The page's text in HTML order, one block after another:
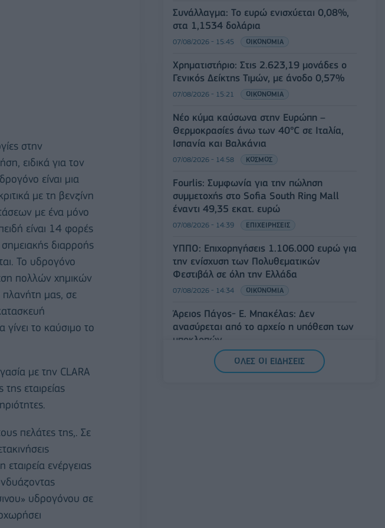
στην
ειδικά για τον
είναι μια
με τη βενζίνη
με ένα μόνο
είναι 14 φορές
διαρροής
Το υδρογόνο
πολλών χημικών
πλανήτη μας, σε
το καύσιμο το
με την CLARA
εταιρείας
πελάτες της,. Σε
ενέργειας
υδρογόνου σε
Συνάλλαγμα: Το ευρώ ενισχύεται 0,08%,
στα 1,1534 δολάρια
07/08/2026 - 15:45 ΟΙΚΟΝΟΜΙΑ
Χρηματιστήριο: Στις 2.623,19 μονάδες ο
Γενικός Δείκτης Τιμών, με άνοδο 0,57%
07/08/2026 - 15:21 ΟΙΚΟΝΟΜΙΑ
Νέο κύμα καύσωνα στην Ευρώπη –
Θερμοκρασίες άνω των 40°C σε Ιταλία,
Ισπανία και Βαλκάνια
07/08/2026 - 14:58 ΚΟΣΜΟΣ
Fourlis: Συμφωνία για την πώληση
συμμετοχής στο Sofia South Ring Mall
έναντι 49,35 εκατ. ευρώ
07/08/2026 - 14:39 ΕΠΙΧΕΙΡΗΣΕΙΣ
ΥΠΠΟ: Επιχορηγήσεις 1.106.000 ευρώ για
την ενίσχυση των Πολυθεματικών
Φεστιβάλ σε όλη την Ελλάδα
07/08/2026 - 14:34 ΟΙΚΟΝΟΜΙΑ
Άρειος Πάγος- Ε. Μπακέλας: Δεν
ανασύρεται από το αρχείο η υπόθεση των
υποκλοπών
07/08/2026 - 14:11
ΟΛΕΣ ΟΙ ΕΙΔΗΣΕΙΣ